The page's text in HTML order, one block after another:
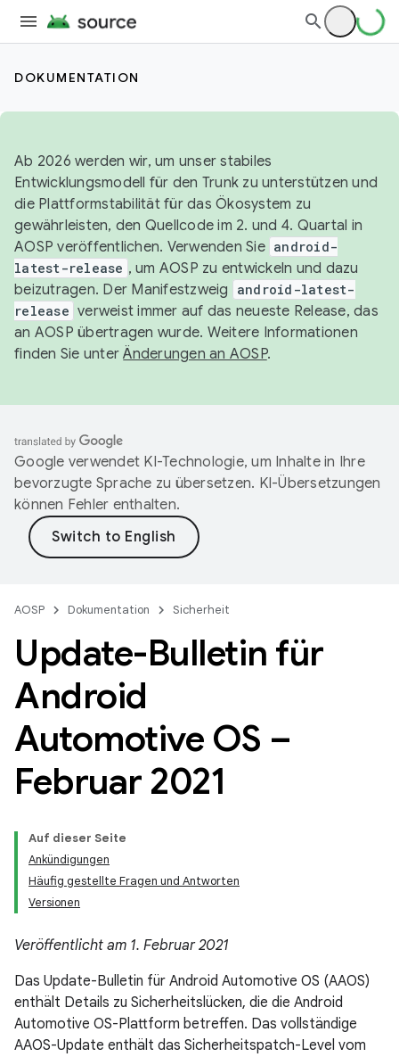
DOKUMENTATION
Ab 2026 werden wir, um unser stabiles
Entwicklungsmodell für den Trunk zu unterstützen und
die Plattformstabilität für das Ökosystem zu
gewährleisten, den Quellcode im 2. und 4. Quartal in
AOSP veröffentlichen. Verwenden Sie android-
latest-release , um AOSP zu entwickeln und dazu
beizutragen. Der Manifestzweig
android-latest-
release verweist immer auf das neueste Release, das
an AOSP übertragen wurde. Weitere Informationen
finden Sie unterÄnderungen an AOSP.
Google verwendet KI-Technologie, um Inhalte in Ihre
bevorzugte Sprache zu übersetzen. KI-Übersetzungen
können Fehler enthalten.
AOSP Dokumentation Sicherheit
Update-Bulletin für
Android
Automotive OS –
Februar 2021
Auf dieser Seite
Ankündigungen
Häufig gestellte Fragen und Antworten
Versionen
Veröffentlicht am 1. Februar 2021
Das Update-Bulletin für Android Automotive OS (AAOS)
enthält Details zu Sicherheitslücken, die die Android
Automotive OS-Plattform betreffen. Das vollständige
AAOS-Update enthält das Sicherheitspatch-Level vom